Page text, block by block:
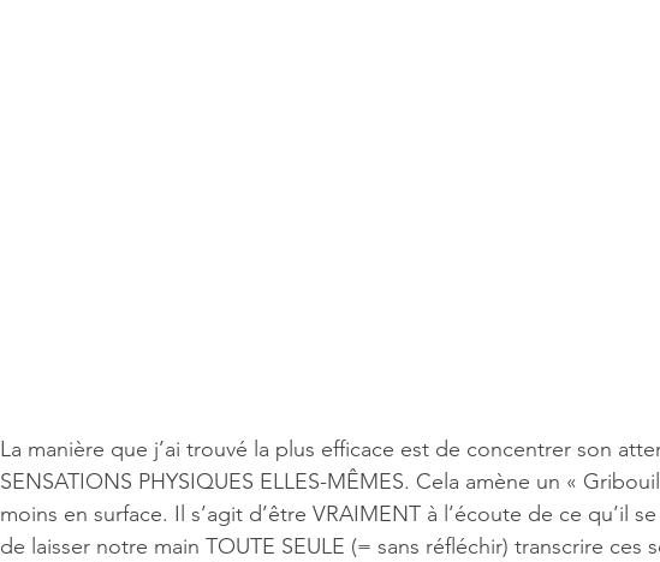
La manière que j’ai trouvé la plus efficace est de concentrer son
SENSATIONS PHYSIQUES ELLES-MÊMES. Cela amène un «
moins en surface. Il s’agit d’être VRAIMENT à l’écoute de ce qu’il
de laisser notre main TOUTE SEULE (= sans réfléchir) transcrire ces